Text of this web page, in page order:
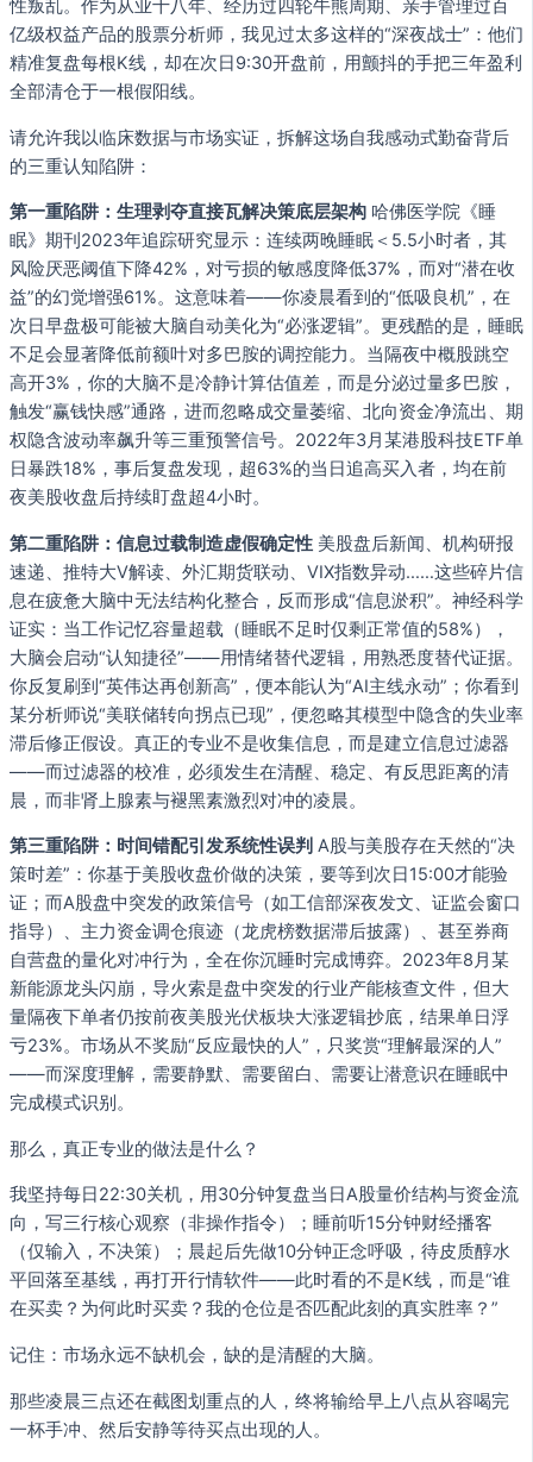
性叛乱。作为从业十八年、经历过四轮牛熊周期、亲手管理过百
亿级权益产品的股票分析师，我见过太多这样的“深夜战士”：他们
精准复盘每根K线，却在次日9:30开盘前，用颤抖的手把三年盈利
全部清仓于一根假阳线。
请允许我以临床数据与市场实证，拆解这场自我感动式勤奋背后
的三重认知陷阱：
第一重陷阱：生理剥夺直接瓦解决策底层架构 哈佛医学院《睡
眠》期刊2023年追踪研究显示：连续两晚睡眠＜5.5小时者，其
风险厌恶阈值下降42%，对亏损的敏感度降低37%，而对“潜在收
益”的幻觉增强61%。这意味着——你凌晨看到的“低吸良机”，在
次日早盘极可能被大脑自动美化为“必涨逻辑”。更残酷的是，睡眠
不足会显著降低前额叶对多巴胺的调控能力。当隔夜中概股跳空
高开3%，你的大脑不是冷静计算估值差，而是分泌过量多巴胺，
触发“赢钱快感”通路，进而忽略成交量萎缩、北向资金净流出、期
权隐含波动率飙升等三重预警信号。2022年3月某港股科技ETF单
日暴跌18%，事后复盘发现，超63%的当日追高买入者，均在前
夜美股收盘后持续盯盘超4小时。
第二重陷阱：信息过载制造虚假确定性 美股盘后新闻、机构研报
速递、推特大V解读、外汇期货联动、VIX指数异动……这些碎片信
息在疲惫大脑中无法结构化整合，反而形成“信息淤积”。神经科学
证实：当工作记忆容量超载（睡眠不足时仅剩正常值的58%），
大脑会启动“认知捷径”——用情绪替代逻辑，用熟悉度替代证据。
你反复刷到“英伟达再创新高”，便本能认为“AI主线永动”；你看到
某分析师说“美联储转向拐点已现”，便忽略其模型中隐含的失业率
滞后修正假设。真正的专业不是收集信息，而是建立信息过滤器
——而过滤器的校准，必须发生在清醒、稳定、有反思距离的清
晨，而非肾上腺素与褪黑素激烈对冲的凌晨。
第三重陷阱：时间错配引发系统性误判 A股与美股存在天然的“决
策时差”：你基于美股收盘价做的决策，要等到次日15:00才能验
证；而A股盘中突发的政策信号（如工信部深夜发文、证监会窗口
指导）、主力资金调仓痕迹（龙虎榜数据滞后披露）、甚至券商
自营盘的量化对冲行为，全在你沉睡时完成博弈。2023年8月某
新能源龙头闪崩，导火索是盘中突发的行业产能核查文件，但大
量隔夜下单者仍按前夜美股光伏板块大涨逻辑抄底，结果单日浮
亏23%。市场从不奖励“反应最快的人”，只奖赏“理解最深的人”
——而深度理解，需要静默、需要留白、需要让潜意识在睡眠中
完成模式识别。
那么，真正专业的做法是什么？
我坚持每日22:30关机，用30分钟复盘当日A股量价结构与资金流
向，写三行核心观察（非操作指令）；睡前听15分钟财经播客
（仅输入，不决策）；晨起后先做10分钟正念呼吸，待皮质醇水
平回落至基线，再打开行情软件——此时看的不是K线，而是“谁
在买卖？为何此时买卖？我的仓位是否匹配此刻的真实胜率？”
记住：市场永远不缺机会，缺的是清醒的大脑。
那些凌晨三点还在截图划重点的人，终将输给早上八点从容喝完
一杯手冲、然后安静等待买点出现的人。